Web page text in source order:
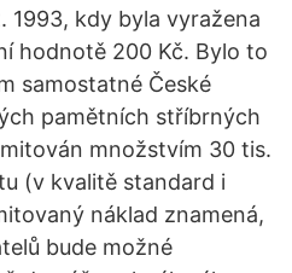
1993, kdy byla vyražena
hodnotě 200 Kč. Bylo to
samostatné České
pamětních stříbrných
množstvím 30 tis.
(v kvalitě standard i
náklad znamená,
bude možné